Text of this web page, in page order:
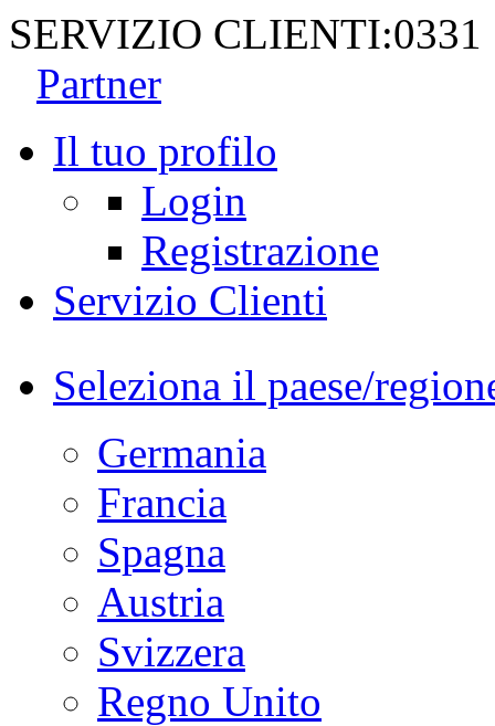
SERVIZIO CLIENTI:0331
Partner
Il tuo profilo
Login
Registrazione
Servizio Clienti
Seleziona il paese/
Germania
Francia
Spagna
Austria
Svizzera
Regno Unito